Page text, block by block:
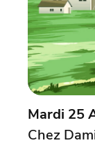
Mardi 25
Chez